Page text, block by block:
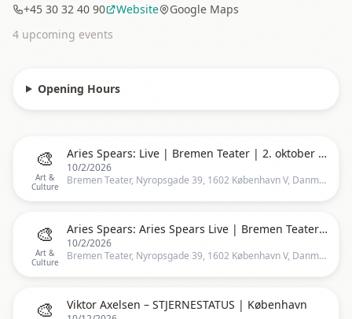
+45 30 32 40 90 Website
Google Maps
4 upcoming events
Opening Hours
🎨
Art &
Culture
Aries Spears: Live | Bremen Teater | 2. oktober 2026 | Ekstra show
10/2/2026
Bremen Teater, Nyropsgade 39, 1602 København V, Danmark, Copenhagen
🎨
Art &
Culture
Aries Spears: Aries Spears Live | Bremen Teater | 2. oktober 2026 - UDSOLGT
10/2/2026
Bremen Teater, Nyropsgade 39, 1602 København V, Danmark, Copenhagen
🎨 Viktor Axelsen – STJERNESTATUS | København